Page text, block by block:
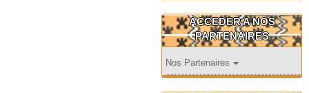
ACCEDER A NOS
PARTENAIRES
Nos Partenaires